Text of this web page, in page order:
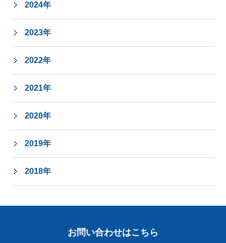
2024年
2023年
2022年
2021年
2020年
2019年
2018年
お問い合わせはこちら